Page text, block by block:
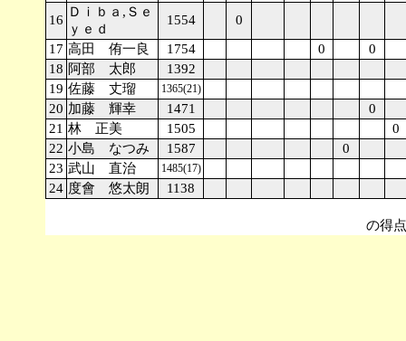
16
Ｄｉｂａ,Ｓｅ
ｙｅｄ
1554
0
17 高田 侑一良 1754 0
0
18 阿部 太郎
1392
19 佐藤 丈瑠 1365(21)
20 加藤 輝幸 1471
0
21 林 正美 1505
0
22 小島 なつみ 1587
0
23 武山 直治 1485(17)
24 度會 悠太朗
1138
の得